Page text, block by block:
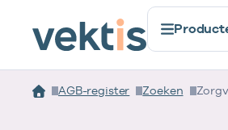
AGB-register Zoeken